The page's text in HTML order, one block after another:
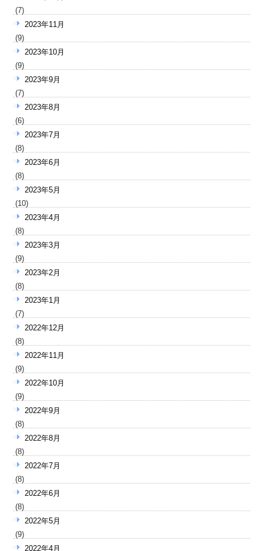
(7)
2023年11月
(9)
2023年10月
(9)
2023年9月
(7)
2023年8月
(6)
2023年7月
(8)
2023年6月
(8)
2023年5月
(10)
2023年4月
(8)
2023年3月
(9)
2023年2月
(8)
2023年1月
(7)
2022年12月
(8)
2022年11月
(9)
2022年10月
(9)
2022年9月
(8)
2022年8月
(8)
2022年7月
(8)
2022年6月
(8)
2022年5月
(9)
2022年4月